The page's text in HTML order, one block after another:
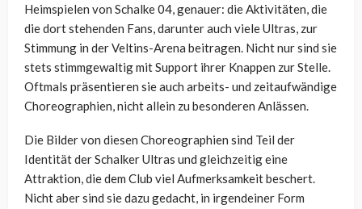
Heimspielen von Schalke 04, genauer: die Aktivitäten, die
die dort stehenden Fans, darunter auch viele Ultras, zur
Stimmung in der Veltins-Arena beitragen. Nicht nur sind sie
stets stimmgewaltig mit Support ihrer Knappen zur Stelle.
Oftmals präsentieren sie auch arbeits- und zeitaufwändige
Choreographien, nicht allein zu besonderen Anlässen.
Die Bilder von diesen Choreographien sind Teil der
Identität der Schalker Ultras und gleichzeitig eine
Attraktion, die dem Club viel Aufmerksamkeit beschert.
Nicht aber sind sie dazu gedacht, in irgendeiner Form